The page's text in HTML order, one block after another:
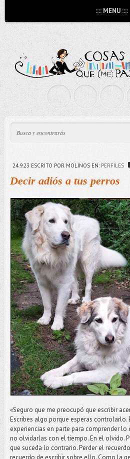
:::: MENU ::::
24.9.23 ESCRITO POR MOLINOS EN: PERFILES
Decir adiós a tus perros
«Seguro que me preocupó que escribir
Escribes algo porque esperas controlarlo.
experiencias en parte para comprender lo
no olvidarlas con el tiempo. En el olvido.
que suceda lo contrario. Perder el